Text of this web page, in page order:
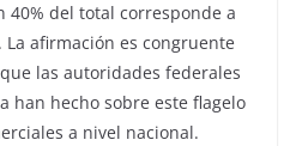
40% del total corresponde a
afirmación es congruente
las autoridades federales
han hecho sobre este flagelo
a nivel nacional.